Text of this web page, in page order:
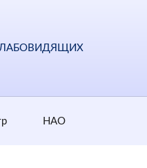
НАО